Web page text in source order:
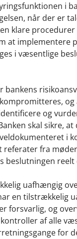
i
når der er
klare
at implementere
i væsentlige
og
skal sikre,
i
referater fra
uafhængig
en tilstrækkelig
forsvarlig, og
af alle
for